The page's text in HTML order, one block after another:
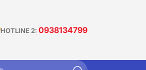
HOTLINE 2: 0938134799